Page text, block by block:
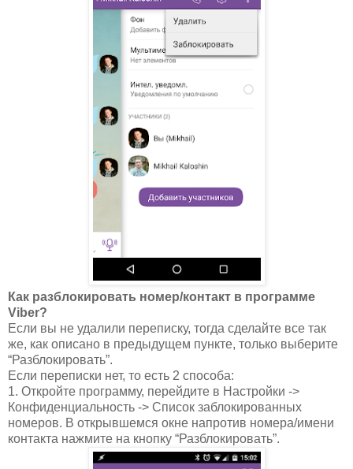
Как разблокировать номер/контакт в программе
Viber?
Если вы не удалили переписку, тогда сделайте все так
же, как описано в предыдущем пункте, только выберите
“Разблокировать”.
Если переписки нет, то есть 2 способа:
1. Откройте программу, перейдите в Настройки ->
Конфиденциальность -> Список заблокированных
номеров. В открывшемся окне напротив номера/имени
контакта нажмите на кнопку “Разблокировать”.